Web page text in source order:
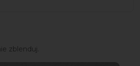
zblenduj.